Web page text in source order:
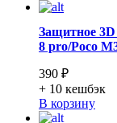
Защитное
8 pro/Poco
390 ₽
+ 10 кешбэк
В корзину